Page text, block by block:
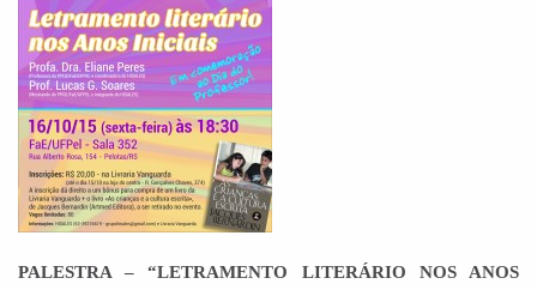
PALESTRA – “LETRAMENTO LITERÁRIO NOS ANOS